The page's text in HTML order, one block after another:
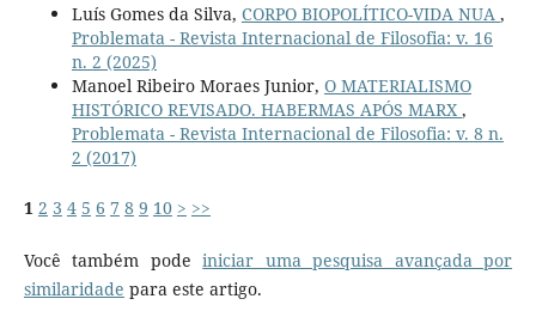
Luís Gomes da Silva, CORPO BIOPOLÍTICO-VIDA NUA ,
Problemata - Revista Internacional de Filosofia: v. 16
n. 2 (2025)
Manoel Ribeiro Moraes Junior, O MATERIALISMO
HISTÓRICO REVISADO. HABERMAS APÓS MARX ,
Problemata - Revista Internacional de Filosofia: v. 8 n.
2 (2017)
1 2 3 4 5 6 7 8 9 10 > >>
Você também podeiniciar uma pesquisa avançada por
similaridade para este artigo.